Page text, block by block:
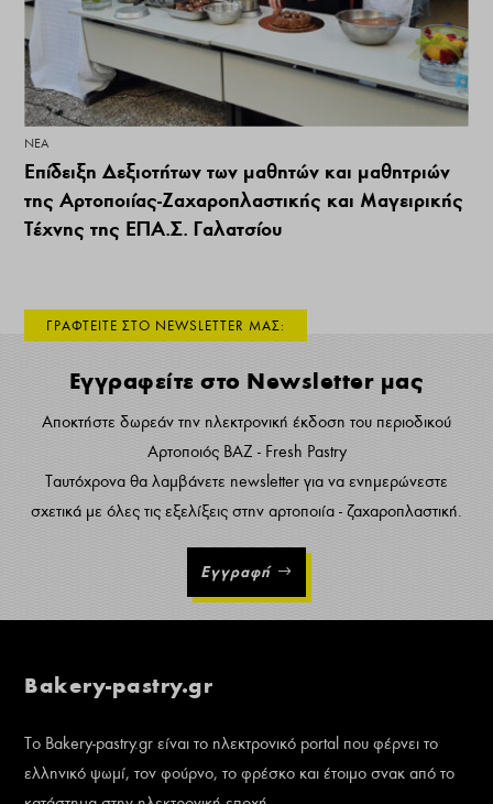
ΝΕΑ
Επίδειξη Δεξιοτήτων των μαθητών και μαθητριών
της Αρτοποιίας-Ζαχαροπλαστικής και Μαγειρικής
Τέχνης της ΕΠΑ.Σ. Γαλατσίου
ΓΡΑΦΤΕΙΤΕ ΣΤΟ NEWSLETTER ΜΑΣ:
Εγγραφείτε στο Newsletter μας
Αποκτήστε δωρεάν την ηλεκτρονική έκδοση του περιοδικού
Αρτοποιός ΒΑΖ - Fresh Pastry
Ταυτόχρονα θα λαμβάνετε newsletter για να ενημερώνεστε
σχετικά με όλες τις εξελίξεις στην αρτοποιία - ζαχαροπλαστική.
Εγγραφή
Bakery-pastry.gr
Το Bakery-pastry.gr είναι το ηλεκτρονικό portal που φέρνει το
ελληνικό ψωμί, τον φούρνο, το φρέσκο και έτοιμο σνακ από το